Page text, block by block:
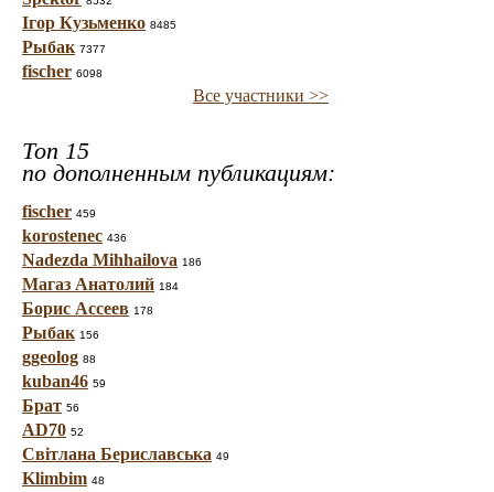
Ігор Кузьменко 8485
Рыбак 7377
fischer 6098
Все участники >>
Топ 15
по дополненным публикациям:
fischer 459
korostenec 436
Nadezda Mihhailova 186
Магаз Анатолий 184
Борис Ассеев 178
Рыбак 156
ggeolog 88
kuban46 59
Брат 56
AD70 52
Світлана Бериславська 49
Klimbim 48